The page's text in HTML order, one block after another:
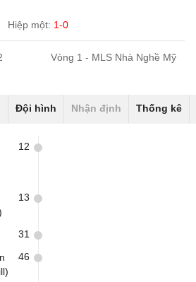
Hiệp một: 1-0
Vòng 1 - MLS Nhà Nghề Mỹ
Đội hình Nhận định Thống kê
12
13
31
46